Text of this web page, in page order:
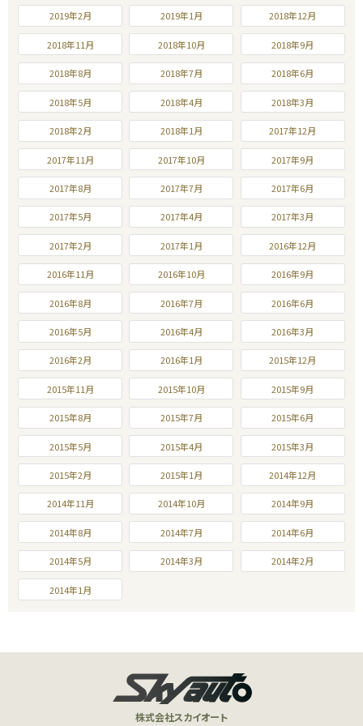
2019年2月 2019年1月 2018年12月
2018年11月 2018年10月 2018年9月
2018年8月 2018年7月 2018年6月
2018年5月 2018年4月 2018年3月
2018年2月 2018年1月 2017年12月
2017年11月 2017年10月 2017年9月
2017年8月 2017年7月 2017年6月
2017年5月 2017年4月 2017年3月
2017年2月 2017年1月 2016年12月
2016年11月 2016年10月 2016年9月
2016年8月 2016年7月 2016年6月
2016年5月 2016年4月 2016年3月
2016年2月 2016年1月 2015年12月
2015年11月 2015年10月 2015年9月
2015年8月 2015年7月 2015年6月
2015年5月 2015年4月 2015年3月
2015年2月 2015年1月 2014年12月
2014年11月 2014年10月 2014年9月
2014年8月 2014年7月 2014年6月
2014年5月 2014年3月 2014年2月
2014年1月
株式会社スカイオート